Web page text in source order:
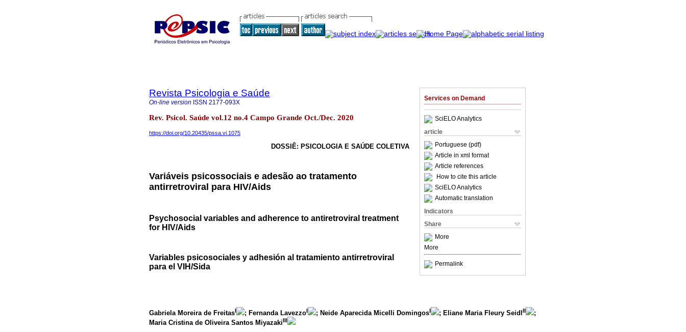
Services on Demand
SciELO Analytics
article
Portuguese (pdf)
Article in xml format
Article references
How to cite this article
SciELO Analytics
Automatic translation
Indicators
Share
More
More
Permalink
Revista Psicologia e Saúde
On-line version ISSN 2177-093X
Rev. Psicol. Saúde vol.12 no.4 Campo Grande Oct./Dec. 2020
https://doi.org/10.20435/pssa.vi.1075
DOSSIÊ: PSICOLOGIA E SAÚDE COLETIVA
Variáveis psicossociais e adesão ao tratamento
antirretroviral para HIV/Aids
Psychosocial variables and adherence to antiretroviral treatment
for HIV/Aids
Variables psicosociales y adhesión al tratamiento antirretroviral
para el VIH/Sida
Gabriela Moreira de FreitasI ; Fernanda LavezzoI ; Neide Aparecida Micelli DomingosI ; Eliane Maria Fleury Seidl II
;
Maria Cristina de Oliveira Santos MiyazakiIII